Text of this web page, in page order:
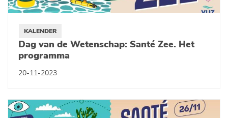
KALENDER
Dag van de Wetenschap: Santé Zee. Het
programma
20-11-2023